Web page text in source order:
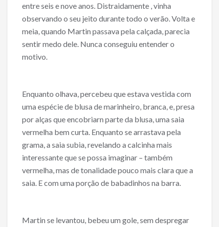
entre seis e nove anos. Distraidamente , vinha
observando o seu jeito durante todo o verão. Volta e
meia, quando Martin passava pela calçada, parecia
sentir medo dele. Nunca conseguiu entender o
motivo.
Enquanto olhava, percebeu que estava vestida com
uma espécie de blusa de marinheiro, branca, e, presa
por alças que encobriarn parte da blusa, uma saia
vermelha bem curta. Enquanto se arrastava pela
grama, a saia subia, revelando a calcinha mais
interessante que se possa imaginar – também
vermelha, mas de tonalidade pouco mais clara que a
saia. E com uma porção de babadinhos na barra.
Martin se levantou, bebeu um gole, sem despregar